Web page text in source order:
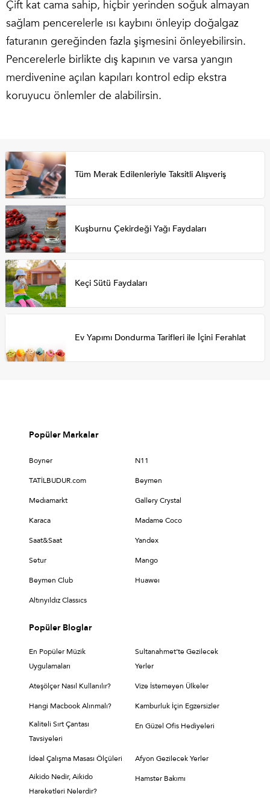
Çift kat cama sahip, hiçbir yerinden soğuk almayan
sağlam pencerelerle ısı kaybını önleyip doğalgaz
faturanın gereğinden fazla şişmesini önleyebilirsin.
Pencerelerle birlikte dış kapının ve varsa yangın
merdivenine açılan kapıları kontrol edip ekstra
koruyucu önlemler de alabilirsin.
Tüm Merak Edilenleriyle Taksitli Alışveriş
Kuşburnu Çekirdeği Yağı Faydaları
Keçi Sütü Faydaları
Ev Yapımı Dondurma Tarifleri ile İçini Ferahlat
Popüler Markalar
Boyner N11
TATİLBUDUR.com Beymen
Medıamarkt Gallery Crystal
Karaca Madame Coco
Saat&Saat Yandex
Setur Mango
Beymen Club Huaweı
Altınyıldız Classıcs
Popüler Bloglar
En Popüler Müzik
Uygulamaları
Sultanahmet’te Gezilecek
Yerler
Ateşölçer Nasıl Kullanılır? Vize İstemeyen Ülkeler
Hangi Macbook Alınmalı?
Kamburluk İçin Egzersizler
Kaliteli Sırt Çantası
Tavsiyeleri
En Güzel Ofis Hediyeleri
İdeal Çalışma Masası Ölçüleri
Afyon Gezilecek Yerler
Aikido Nedir, Aikido
Hareketleri Nelerdir?
Hamster Bakımı